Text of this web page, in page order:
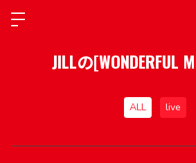
JILLの[WONDERFUL
ALL live